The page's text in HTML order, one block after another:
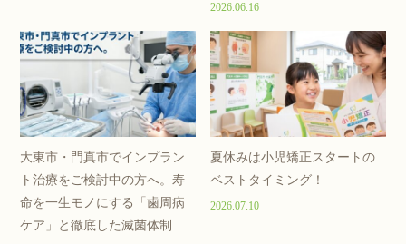
2026.06.16
大東市・門真市でインプラン
ト治療をご検討中の方へ。寿
命を一生モノにする「歯周病
ケア」と徹底した滅菌体制
夏休みは小児矯正スタートの
ベストタイミング！
2026.07.10